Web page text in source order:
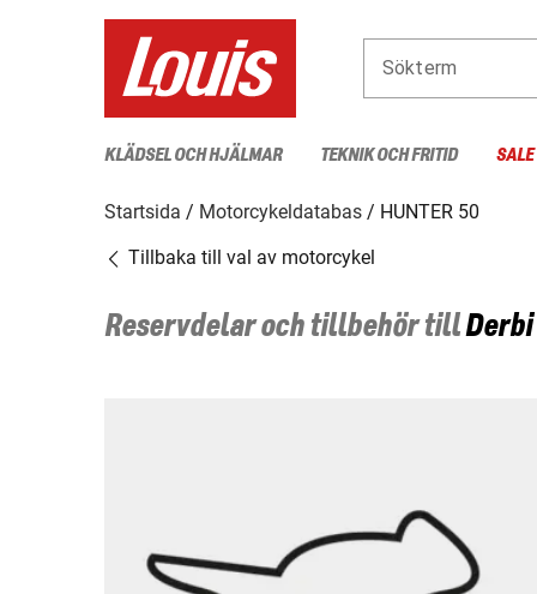
Sökterm
KLÄDSEL OCH HJÄLMAR TEKNIK OCH FRITID
Startsida Motorcykeldatabas
HUNTER 50
Tillbaka till val av motorcykel
Reservdelar och tillbehör tillDerbi